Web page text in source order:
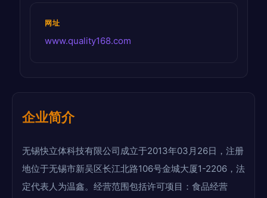
网址
www.quality168.com
企业简介
无锡快立体科技有限公司成立于2013年03月26日，注册
地位于无锡市新吴区长江北路106号金城大厦1-2206，法
定代表人为温鑫。经营范围包括许可项目：食品经营